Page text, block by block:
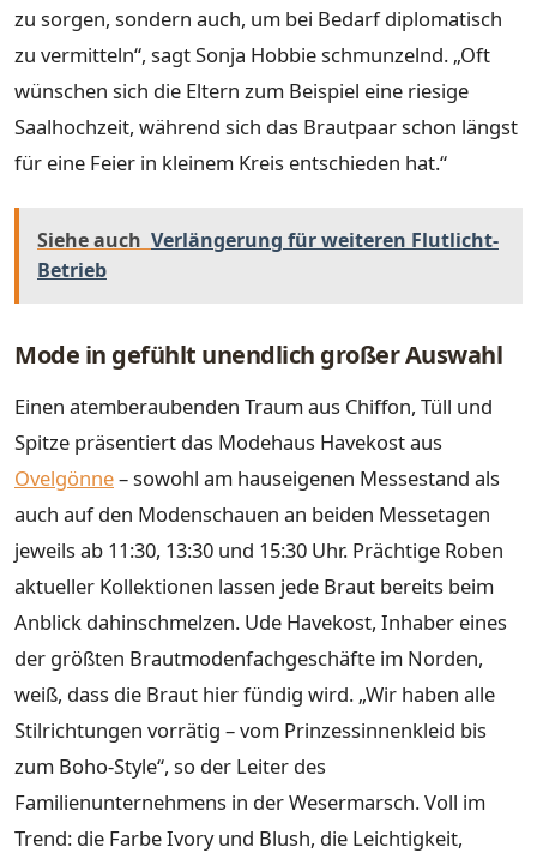
zu sorgen, sondern auch, um bei Bedarf diplomatisch
zu vermitteln“, sagt Sonja Hobbie schmunzelnd. „Oft
wünschen sich die Eltern zum Beispiel eine riesige
Saalhochzeit, während sich das Brautpaar schon längst
für eine Feier in kleinem Kreis entschieden hat.“
Siehe auch Verlängerung für weiteren Flutlicht-
Betrieb
Mode in gefühlt unendlich großer Auswahl
Einen atemberaubenden Traum aus Chiffon, Tüll und
Spitze präsentiert das Modehaus Havekost aus
Ovelgönne– sowohl am hauseigenen Messestand als
auch auf den Modenschauen an beiden Messetagen
jeweils ab 11:30, 13:30 und 15:30 Uhr. Prächtige Roben
aktueller Kollektionen lassen jede Braut bereits beim
Anblick dahinschmelzen. Ude Havekost, Inhaber eines
der größten Brautmodenfachgeschäfte im Norden,
weiß, dass die Braut hier fündig wird. „Wir haben alle
Stilrichtungen vorrätig – vom Prinzessinnenkleid bis
zum Boho-Style“, so der Leiter des
Familienunternehmens in der Wesermarsch. Voll im
Trend: die Farbe Ivory und Blush, die Leichtigkeit,